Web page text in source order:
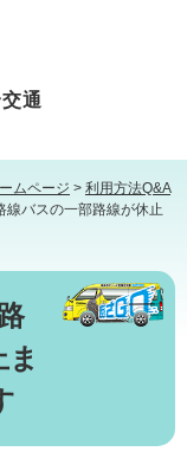
通
ムページ > 利用方法Q&A
バスの一部路線が休止